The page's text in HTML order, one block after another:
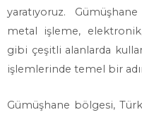
yaratıyoruz.
metal işleme,
gibi çeşitli alanlarda
işlemlerinde temel bir
Gümüşhane bölgesi,